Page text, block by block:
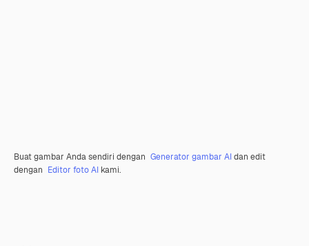
Buat gambar Anda sendiri dengan Generator gambar AIdan edit
dengan Editor foto AI kami.